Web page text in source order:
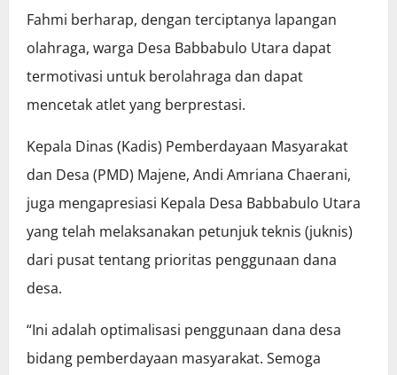
Fahmi berharap, dengan terciptanya lapangan
olahraga, warga Desa Babbabulo Utara dapat
termotivasi untuk berolahraga dan dapat
mencetak atlet yang berprestasi.
Kepala Dinas (Kadis) Pemberdayaan Masyarakat
dan Desa (PMD) Majene, Andi Amriana Chaerani,
juga mengapresiasi Kepala Desa Babbabulo Utara
yang telah melaksanakan petunjuk teknis (juknis)
dari pusat tentang prioritas penggunaan dana
desa.
“Ini adalah optimalisasi penggunaan dana desa
bidang pemberdayaan masyarakat. Semoga